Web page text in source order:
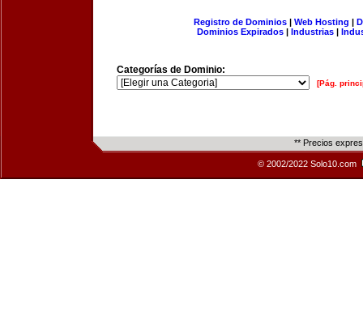
Registro de Dominios| Web Hosting |
Dominios Expirados | Industrias |
Categorías de Dominio:
[Pág.
** Precios
© 2002/2022 Solo10.com